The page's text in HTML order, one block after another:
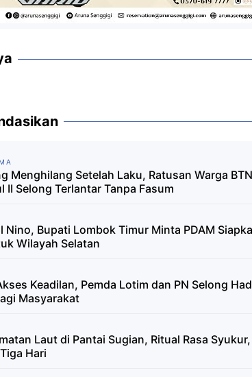
Menghilang Setelah Laku, Ratusan Warga
II Selong Terlantar Tanpa Fasum
Nino, Bupati Lombok Timur Minta PDAM
Wilayah Selatan
Keadilan, Pemda Lotim dan PN Selong
Masyarakat
Laut di Pantai Sugian, Ritual Rasa
Hari